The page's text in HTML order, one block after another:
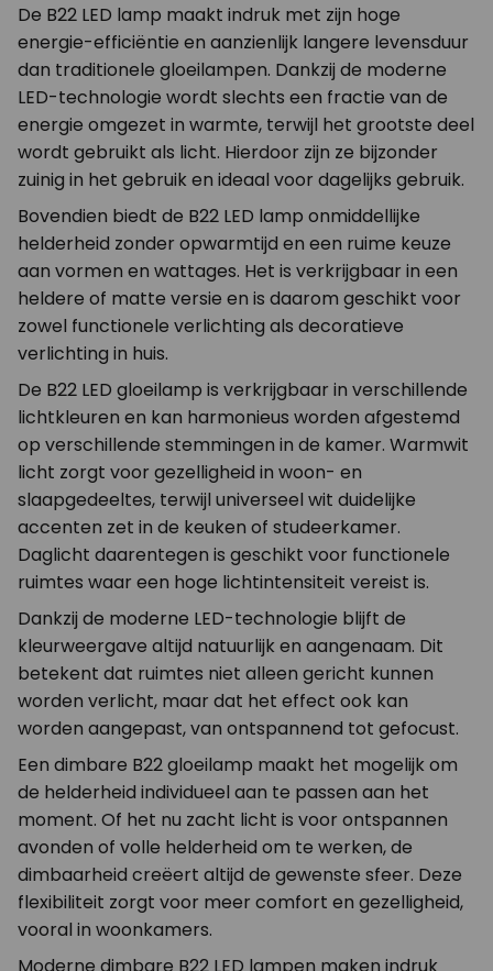
De B22 LED lamp maakt indruk met zijn hoge
energie-efficiëntie en aanzienlijk langere levensduur
dan traditionele gloeilampen. Dankzij de moderne
LED-technologie wordt slechts een fractie van de
energie omgezet in warmte, terwijl het grootste deel
wordt gebruikt als licht. Hierdoor zijn ze bijzonder
zuinig in het gebruik en ideaal voor dagelijks gebruik.
Bovendien biedt de B22 LED lamp onmiddellijke
helderheid zonder opwarmtijd en een ruime keuze
aan vormen en wattages. Het is verkrijgbaar in een
heldere of matte versie en is daarom geschikt voor
zowel functionele verlichting als decoratieve
verlichting in huis.
De B22 LED gloeilamp is verkrijgbaar in verschillende
lichtkleuren en kan harmonieus worden afgestemd
op verschillende stemmingen in de kamer. Warmwit
licht zorgt voor gezelligheid in woon- en
slaapgedeeltes, terwijl universeel wit duidelijke
accenten zet in de keuken of studeerkamer.
Daglicht daarentegen is geschikt voor functionele
ruimtes waar een hoge lichtintensiteit vereist is.
Dankzij de moderne LED-technologie blijft de
kleurweergave altijd natuurlijk en aangenaam. Dit
betekent dat ruimtes niet alleen gericht kunnen
worden verlicht, maar dat het effect ook kan
worden aangepast, van ontspannend tot gefocust.
Een dimbare B22 gloeilamp maakt het mogelijk om
de helderheid individueel aan te passen aan het
moment. Of het nu zacht licht is voor ontspannen
avonden of volle helderheid om te werken, de
dimbaarheid creëert altijd de gewenste sfeer. Deze
flexibiliteit zorgt voor meer comfort en gezelligheid,
vooral in woonkamers.
Moderne dimbare B22 LED lampen maken indruk